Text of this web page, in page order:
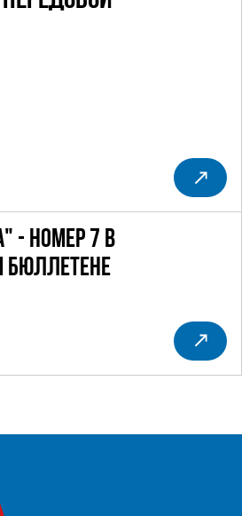
- НОМЕР 7 В
БЮЛЛЕТЕНЕ